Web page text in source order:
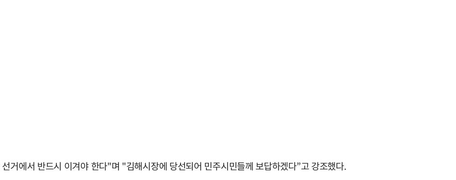
거에서 반드시 이겨야 한다"며 "김해시장에 당선되어 민주시민들께 보답하겠다”고 강조했다.